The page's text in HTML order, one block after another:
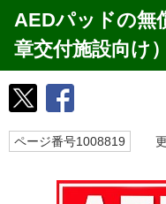
AEDパッドの無
章交付施設向け）
ページ番号1008819 更